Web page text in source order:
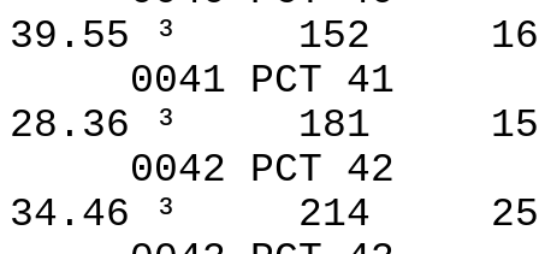
39.55 ³
152
0041 PCT 41
28.36 ³
181
0042 PCT 42
34.46 ³
214